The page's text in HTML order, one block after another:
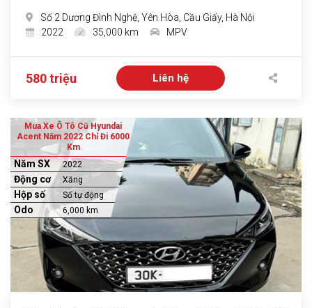
Số 2 Dương Đình Nghệ, Yên Hòa, Cầu Giấy, Hà Nội
2022
35,000 km MPV
580 triệu Liên hệ
Mua Xe Ô Tô Cũ Hyundai
Acent Năm 2022 Chỉ Đi 6000
Km
Năm SX 2022
Động cơ Xăng
Hộp số Số tự động
Odo 6,000 km